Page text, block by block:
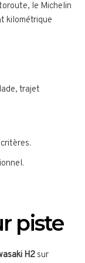
le Michelin
kilométrique
trajet
piste
H2 sur